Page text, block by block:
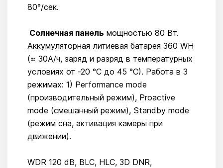
80°/сек.
Солнечная панель мощностью 80 Вт.
Аккумуляторная литиевая батарея 360 WH
(≈ 30А/ч, заряд и разряд в температурных
условиях от -20 °C до 45 °C). Работа в 3
режимах: 1) Performance mode
(производительный режим), Proactive
mode (смешанный режим), Standby mode
(режим сна, активация камеры при
движении).
WDR 120 dB, BLC, HLC, 3D DNR,